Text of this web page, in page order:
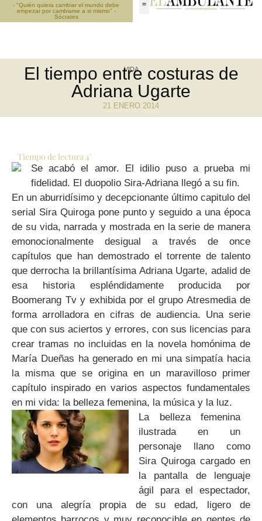
- "Quién quiera cambiar el mundo debe
empezar por cambiarse a si mismo" -
Sócrates
VIDA
El tiempo entre costuras de
Adriana Ugarte
21 ENERO 2014
Tiempo de lectura4'
Se acabó el amor. El idilio puso a prueba mi
fidelidad. El duopolio Sira-Adriana llegó a su fin.
En un aburridísimo y decepcionante último capitulo del
serial Sira Quiroga pone punto y seguido a una época
de su vida, narrada y mostrada en la serie de manera
emonocionalmente desigual a través de once
capítulos que han demostrado el torrente de talento
que derrocha la brillantísima Adriana Ugarte, adalid de
esa historia espléndidamente producida por
Boomerang Tv y exhibida por el grupo Atresmedia de
forma arrolladora en cifras de audiencia. Una serie
que con sus aciertos y errores, con sus licencias para
crear tramas no incluidas en la novela homónima de
María Dueñas ha generado en mi una simpatía hacia
la misma que se origina en un maravilloso primer
capítulo inspirado en varios aspectos fundamentales
en mi vida: la belleza femenina, la música y la luz.
La belleza femenina
ilustrada en un
personaje llano como
Sira Quiroga cargado en
la pantalla de lenguaje
ágil para el espectador,
con una alegría propia de su edad, ligero de